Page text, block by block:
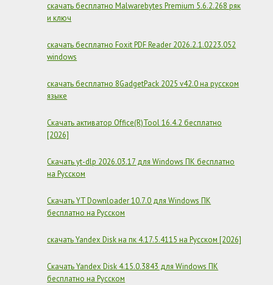
скачать бесплатно Malwarebytes Premium 5.6.2.268 ряк
и ключ
скачать бесплатно Foxit PDF Reader 2026.2.1.0223.052
windows
скачать бесплатно 8GadgetPack 2025 v42.0 на русском
языке
Скачать активатор Office(R)Tool 16.4.2 бесплатно
[2026]
Скачать yt-dlp 2026.03.17 для Windows ПК бесплатно
на Русском
Скачать YT Downloader 10.7.0 для Windows ПК
бесплатно на Русском
скачать Yandex Disk на пк 4.17.5.4115 на Русском [2026]
Скачать Yandex Disk 4.15.0.3843 для Windows ПК
бесплатно на Русском